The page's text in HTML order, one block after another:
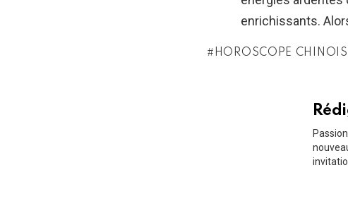
enrichissants.
HOROSCOPE CHINOIS